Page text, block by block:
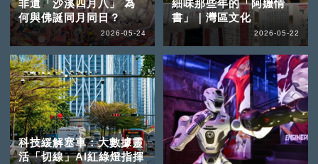
非遺「沙溪四月八」 為
何與佛誕同月同日？
2026-05-24
細味那些年的「阿嬤情
書」｜灣區文化
2026-05-22
科技緩解塞車：大數據靈
活「切線」AI紅綠燈指揮